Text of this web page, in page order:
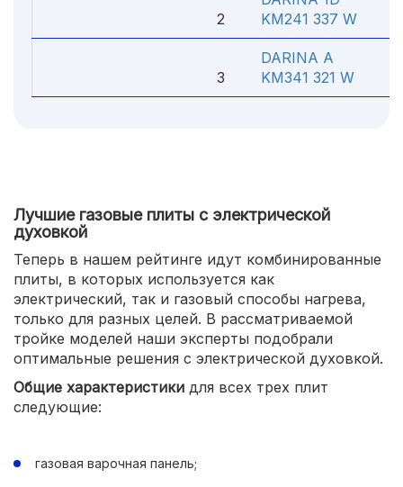
2
KM241 337 W
3
DARINA A
KM341 321 W
Лучшие газовые плиты с электрической
духовкой
Теперь в нашем рейтинге идут комбинированные
плиты, в которых используется как
электрический, так и газовый способы нагрева,
только для разных целей. В рассматриваемой
тройке моделей наши эксперты подобрали
оптимальные решения с электрической духовкой.
Общие характеристики для всех трех плит
следующие:
газовая варочная панель;